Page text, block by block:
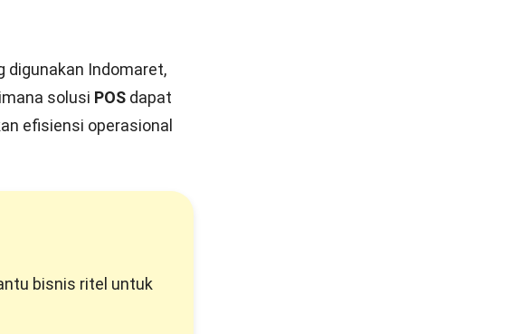
digunakan Indomaret,
solusi POS dapat
efisiensi operasional
bisnis ritel untuk